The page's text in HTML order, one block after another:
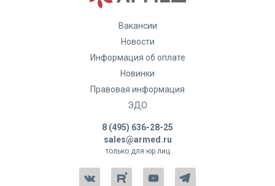
Вакансии
Новости
Информация об оплате
Новинки
Правовая информация
ЭДО
8 (495) 636-28-25
sales@armed.ru
только для юр.лиц